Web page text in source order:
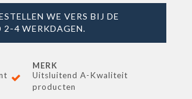
WE VERS BIJ DE
2-4 WERKDAGEN.
MERK
Uitsluitend A-Kwaliteit
producten